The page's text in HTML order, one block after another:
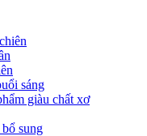
sáng
giàu chất xơ
sung